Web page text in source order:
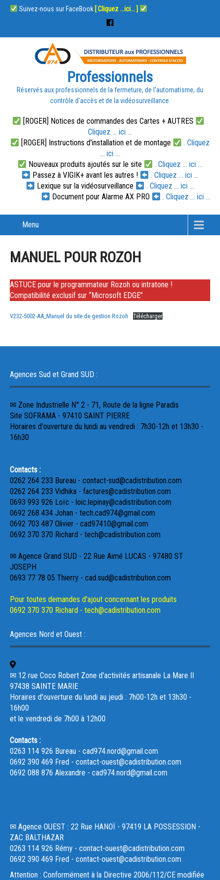
Suivez-nous sur FaceBook [ Cliquez ...ici... ]
Professionnels
Réservés aux professionnels de la fermeture, de l'automatisme, du
contrôle d'accès et de la vidéosurveillance.
[ROGER] Notices de commandes des Cartes + AUTRES
.
Cliquez ... ici ...
[ROGER] Instructions d'installation et de montage
. Cliquez
... ici ...
Nouveaux produits ajoutés sur le site
. Cliquez ... ici ...
Passez à VIGIK+ avant les autres !
. Cliquez ... ici ...
Lexique sur la vidéosurveillance
. Cliquez ... ici ...
Document pour Alarme AX PRO
. Cliquez ... ici ...
Menu
MANUEL POUR ROZOH
ASTUCE pour le programmateur Rozoh ou intratone !
Compatibilité exclusif sur “Microsoft EDGE”
V232-5002-AA_Manuel du site de gestion Rozoh Télécharger
Agences Sud et Grand SUD :
✉ Zone Industrielle N° 2 - 71, Route de la ligne Paradis
Site SOFRAMA - 97410 SAINT PIERRE
Horaires d'ouverture du lundi au vendredi : 7h30-12h et 13h30 -
16h30
Contacts :
0262 264 233 Bureau - contact-sud@cadistribution.com
0262 264 233 Vidhika - factures@cadistribution.com
0693 993 926 Loïc - loic.lepinay@cadistribution.com
0692 268 434 Johan - tech.cad974@gmail.com
0692 703 487 Olivier - cad97410@gmail.com
0692 370 370 Richard - tech@cadistribution.com
✉ Agence Grand SUD - 22 Rue Aimé LUCAS - 97480 ST
JOSEPH
0693 77 78 05 Thierry - cad.sud@cadistribution.com
Pour toutes demandes d'ajout concernant les produits
0692 370 370 Richard - tech@cadistribution.com
Agences Nord et Ouest :
✉ 12 rue Coco Robert Zone d'activités artisanale La Mare II
97438 SAINTE MARIE
Horaires d'ouverture du lundi au jeudi : 7h00-12h et 13h30 -
16h00
et le vendredi de 7h00 à 12h00
Contacts :
0263 114 926 Bureau - cad974.nord@gmail.com
0692 390 469 Fred - contact-ouest@cadistribution.com
0692 088 876 Alexandre - cad974.nord@gmail.com
✉ Agence OUEST : 22 Rue HANOÏ - 97419 LA POSSESSION -
ZAC BALTHAZAR
0263 114 926 Rémy - contact-ouest@cadistribution.com
0692 390 469 Fred - contact-ouest@cadistribution.com
Attention : Conformément à la Directive 2006/112/CE modifiée